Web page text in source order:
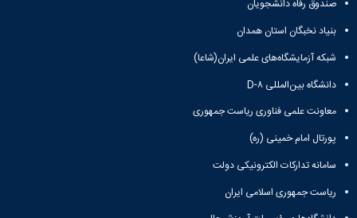
Research
صندوق رفاه دانشجویان
بنیاد نخبگان استان همدان
شبکه آزمایشگاه‌های علمی ایران(شاعا)
دانشگاه بین‌المللی D-۸
معاونت علمی فناوری ریاست جمهوری
پورتال امام خمینی (ره)
سامانه تدارکات الکترونیکی دولت
ریاست جمهوری اسلامی ایران